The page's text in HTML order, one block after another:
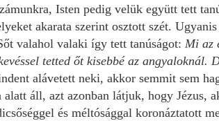
Isten pedig velük együtt tett
akarata szerint osztott szét.
valahol valaki így tett tanúságot: Mi az
tetted őt kisebbé az angyaloknál.
alávetett neki, akkor semmit sem
áll, azt azonban látjuk, hogy Jézus,
és méltósággal koronáztatott